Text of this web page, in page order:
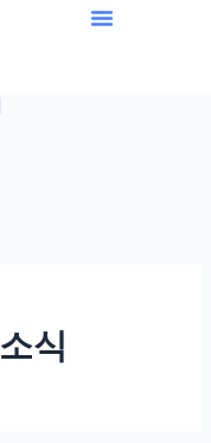
식